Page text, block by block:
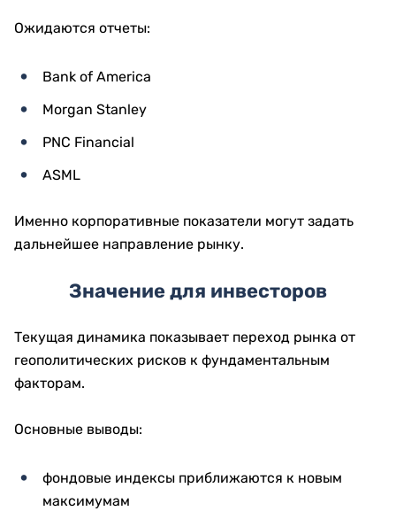
Ожидаются отчеты:
Bank of America
Morgan Stanley
PNC Financial
ASML
Именно корпоративные показатели могут задать
дальнейшее направление рынку.
Значение для инвесторов
Текущая динамика показывает переход рынка от
геополитических рисков к фундаментальным
факторам.
Основные выводы:
фондовые индексы приближаются к новым
максимумам